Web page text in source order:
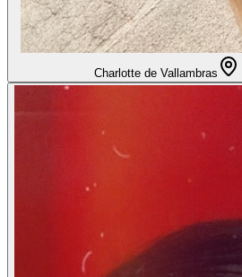
Charlotte de Vallambras